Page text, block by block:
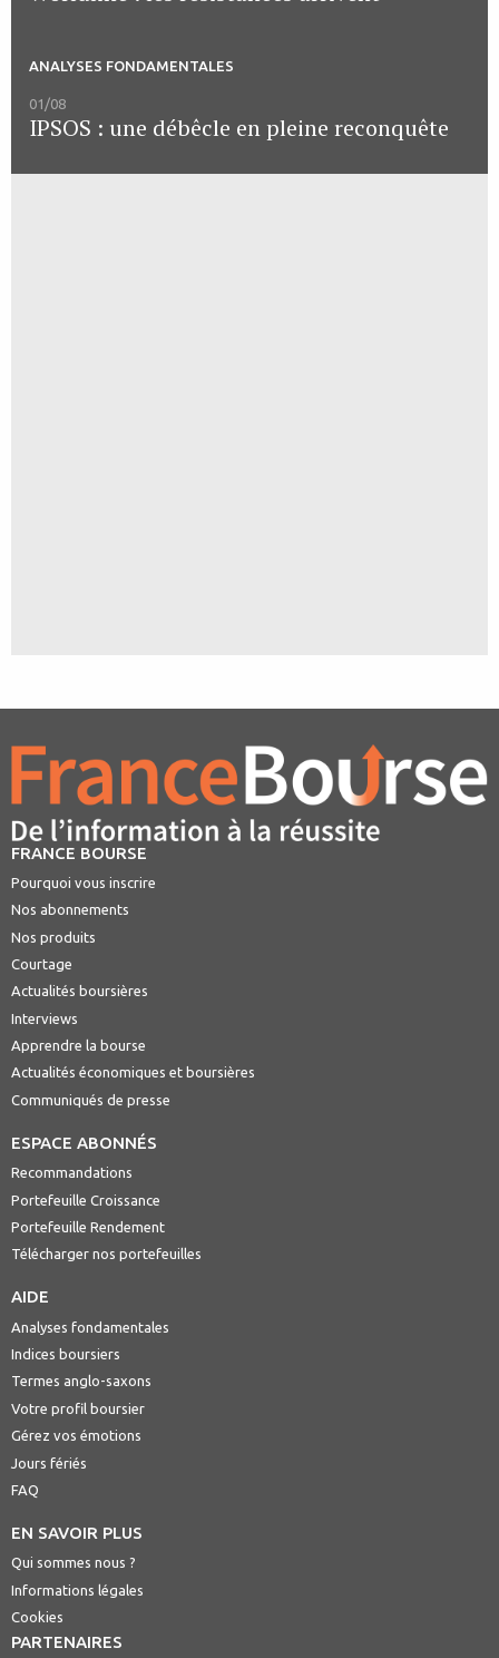
ANALYSES FONDAMENTALES
01/08
IPSOS : une débêcle en pleine reconquête
FRANCE BOURSE
Pourquoi vous inscrire
Nos abonnements
Nos produits
Courtage
Actualités boursières
Interviews
Apprendre la bourse
Actualités économiques et boursières
Communiqués de presse
ESPACE ABONNÉS
Recommandations
Portefeuille Croissance
Portefeuille Rendement
Télécharger nos portefeuilles
AIDE
Analyses fondamentales
Indices boursiers
Termes anglo-saxons
Votre profil boursier
Gérez vos émotions
Jours fériés
FAQ
EN SAVOIR PLUS
Qui sommes nous ?
Informations légales
Cookies
PARTENAIRES